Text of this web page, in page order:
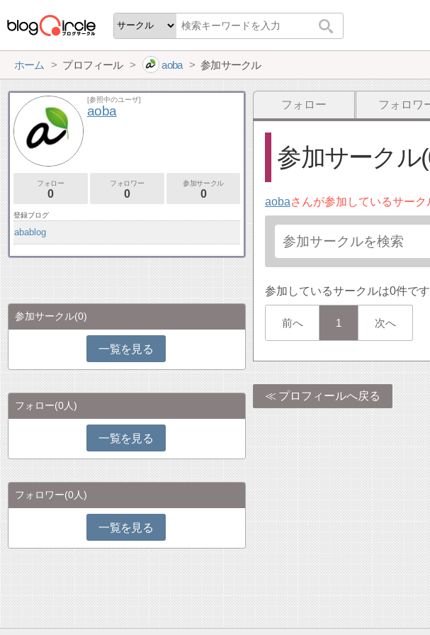
ホーム プロフィール aoba 参加サークル
フォロー フォロワ
参加サークル
aobaさんが参加しているサーク
参加しているサークルは0件です
前へ 1 次へ
プロフィールへ戻る
[参照中のユーザ]
aoba
フォロー
0
フォロワー
0
参加サークル
0
登録ブログ
abablog
参加サークル(0)
一覧を見る
フォロー(0人)
一覧を見る
フォロワー(0人)
一覧を見る